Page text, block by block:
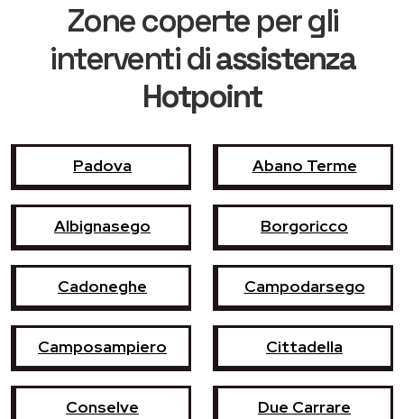
Zone coperte per gli
interventi diassistenza
Hotpoint
Padova Abano Terme
Albignasego Borgoricco
Cadoneghe Campodarsego
Camposampiero Cittadella
Conselve Due Carrare